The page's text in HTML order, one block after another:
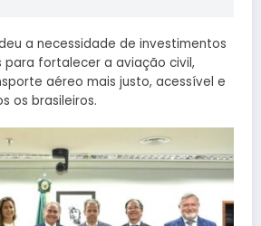
a necessidade de investimentos
para fortalecer a aviação civil,
aéreo mais justo, acessível e
os brasileiros.